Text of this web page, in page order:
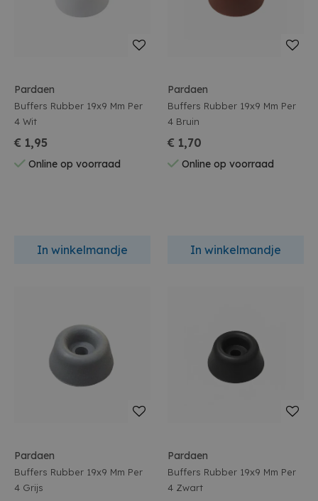
Pardaen
Buffers Rubber 19x9 Mm Per
4 Wit
€ 1,95
Online op voorraad
In winkelmandje
Pardaen
Buffers Rubber 19x9 Mm Per
4 Bruin
€ 1,70
Online op voorraad
In winkelmandje
Pardaen
Buffers Rubber 19x9 Mm Per
4 Grijs
Pardaen
Buffers Rubber 19x9 Mm Per
4 Zwart